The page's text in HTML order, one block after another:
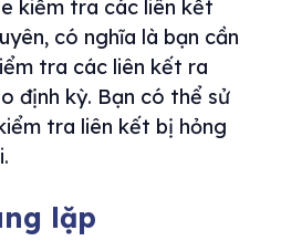
kiểm tra các liên kết
có nghĩa là bạn cần
tra các liên kết ra
định kỳ. Bạn có thể sử
tra liên kết bị hỏng
lặp